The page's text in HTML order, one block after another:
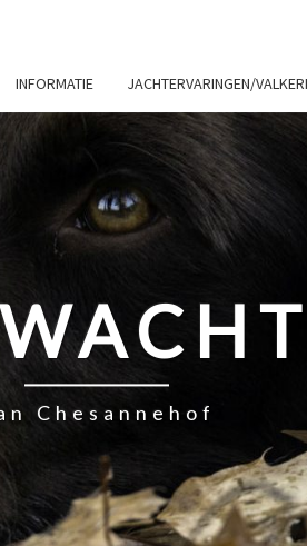
INFORMATIE JACHTERVARINGEN/
Chesannehof